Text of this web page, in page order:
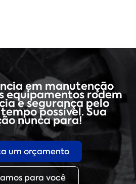
em manutenção
equipamentos rodem
e segurança pelo
possível. Sua
nunca para!
um orçamento
para você